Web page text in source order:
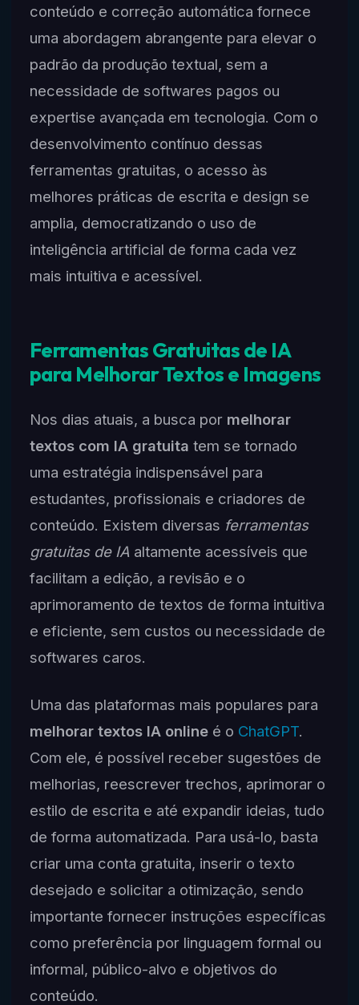
conteúdo e correção automática fornece
uma abordagem abrangente para elevar o
padrão da produção textual, sem a
necessidade de softwares pagos ou
expertise avançada em tecnologia. Com o
desenvolvimento contínuo dessas
ferramentas gratuitas, o acesso às
melhores práticas de escrita e design se
amplia, democratizando o uso de
inteligência artificial de forma cada vez
mais intuitiva e acessível.
Ferramentas Gratuitas de IA
para Melhorar Textos e Imagens
Nos dias atuais, a busca por melhorar
textos com IA gratuita tem se tornado
uma estratégia indispensável para
estudantes, profissionais e criadores de
conteúdo. Existem diversas ferramentas
gratuitas de IA altamente acessíveis que
facilitam a edição, a revisão e o
aprimoramento de textos de forma intuitiva
e eficiente, sem custos ou necessidade de
softwares caros.
Uma das plataformas mais populares para
melhorar textos IA onlineé o ChatGPT.
Com ele, é possível receber sugestões de
melhorias, reescrever trechos, aprimorar o
estilo de escrita e até expandir ideias, tudo
de forma automatizada. Para usá-lo, basta
criar uma conta gratuita, inserir o texto
desejado e solicitar a otimização, sendo
importante fornecer instruções específicas
como preferência por linguagem formal ou
informal, público-alvo e objetivos do
conteúdo.